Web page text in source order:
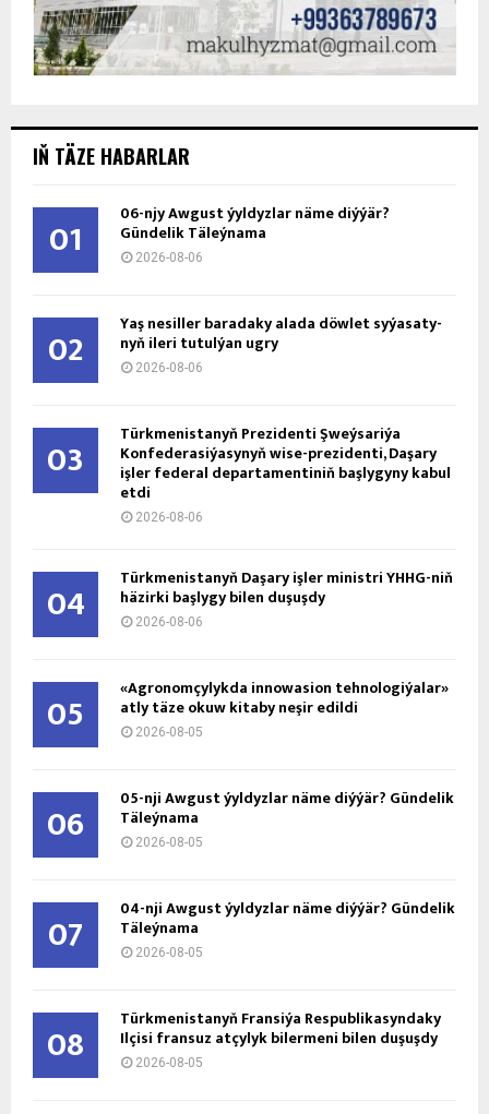
IŇ TÄZE HABARLAR
01 06-njy Awgust ýyldyzlar näme diýýär?
Gündelik Täleýnama
2026-08-06
02 Ýaş ne­sil­ler ba­ra­da­ky ala­da döw­let sy­ýa­sa­ty­
nyň ile­ri tu­tul­ýan ug­ry
2026-08-06
03 Türkmenistanyň Prezidenti Şweýsariýa
Konfederasiýasynyň wise-prezidenti, Daşary
işler federal departamentiniň başlygyny kabul
etdi
2026-08-06
04 Türkmenistanyň Daşary işler ministri ÝHHG-niň
häzirki başlygy bilen duşuşdy
2026-08-06
05 «Agronomçylykda innowasion tehnologiýalar»
atly täze okuw kitaby neşir edildi
2026-08-05
06 05-nji Awgust ýyldyzlar näme diýýär? Gündelik
Täleýnama
2026-08-05
07 04-nji Awgust ýyldyzlar näme diýýär? Gündelik
Täleýnama
2026-08-05
08 Türkmenistanyň Fransiýa Respublikasyndaky
Ilçisi fransuz atçylyk bilermeni bilen duşuşdy
2026-08-05